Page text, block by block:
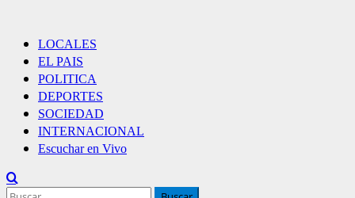
LOCALES
EL PAIS
POLITICA
DEPORTES
SOCIEDAD
INTERNACIONAL
Escuchar en Vivo